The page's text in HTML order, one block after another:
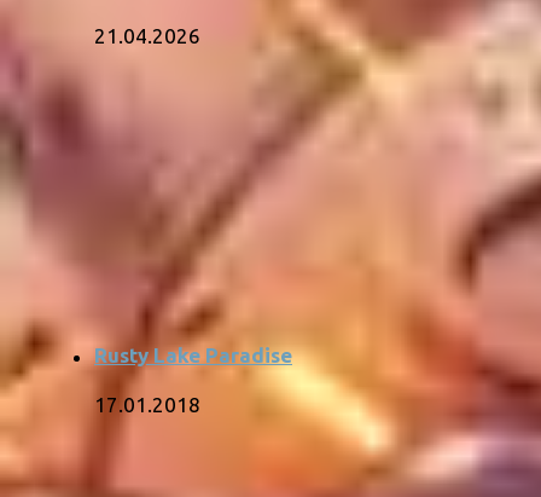
21.04.2026
Rusty Lake Paradise
17.01.2018